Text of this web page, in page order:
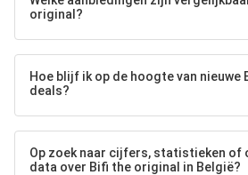
original?
Hoe blijf ik op de hoogte van nieuwe
deals?
Op zoek naar cijfers, statistieken of
data over Bifi the original in België?